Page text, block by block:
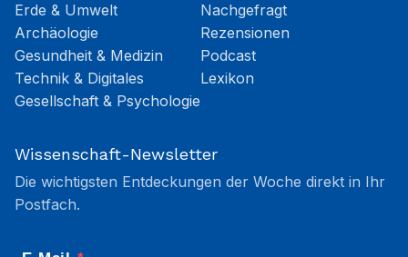
Erde & Umwelt
Archäologie
Gesundheit & Medizin
Technik & Digitales
Gesellschaft & Psychologie
Nachgefragt
Rezensionen
Podcast
Lexikon
Wissenschaft-Newsletter
Die wichtigsten Entdeckungen der Woche direkt in Ihr
Postfach.